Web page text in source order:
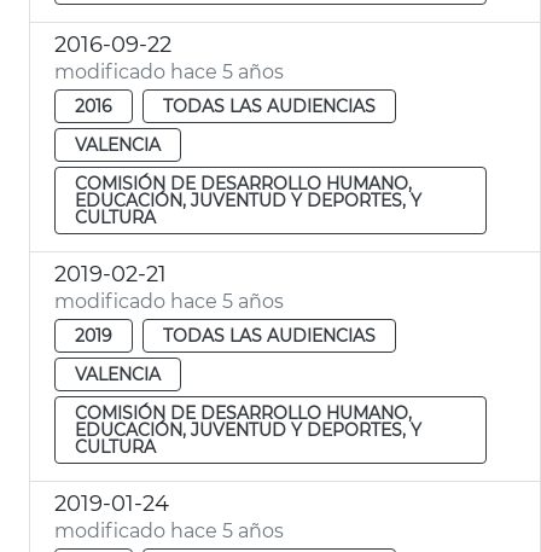
2016-09-22
modificado hace 5 años
2016
TODAS LAS AUDIENCIAS
VALENCIA
COMISIÓN DE DESARROLLO HUMANO,
EDUCACIÓN, JUVENTUD Y DEPORTES, Y
CULTURA
2019-02-21
modificado hace 5 años
2019
TODAS LAS AUDIENCIAS
VALENCIA
COMISIÓN DE DESARROLLO HUMANO,
EDUCACIÓN, JUVENTUD Y DEPORTES, Y
CULTURA
2019-01-24
modificado hace 5 años